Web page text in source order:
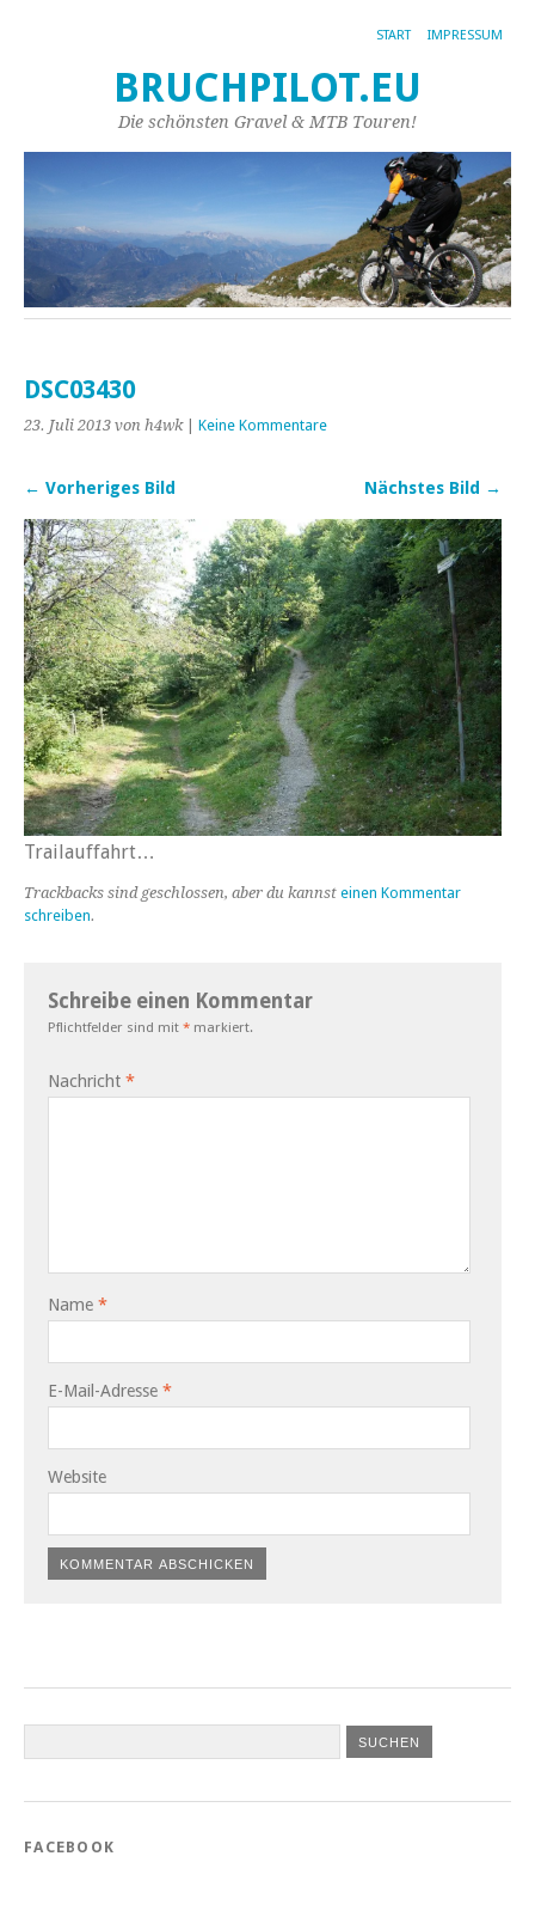
START IMPRESSUM
BRUCHPILOT.EU
Die schönsten Gravel & MTB Touren!
DSC03430
23. Juli 2013 von h4wk| Keine Kommentare
← Vorheriges Bild Nächstes Bild →
Trailauffahrt…
Trackbacks sind geschlossen, aber du kannst einen Kommentar
schreiben.
Schreibe einen Kommentar
Pflichtfelder sind mit * markiert.
Nachricht *
Name *
E-Mail-Adresse *
Website
FACEBOOK